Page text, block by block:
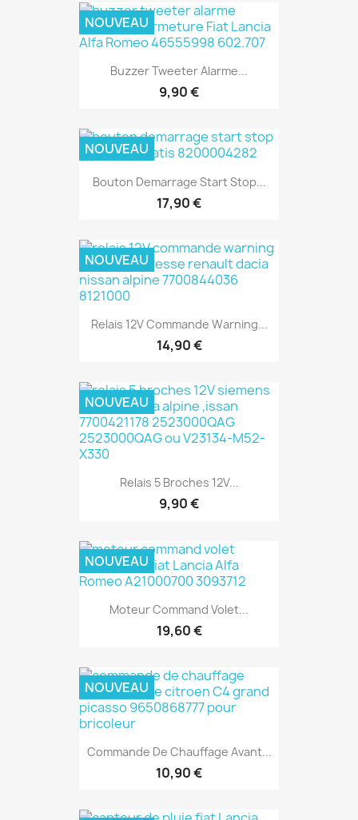
Buzzer Tweeter Alarme...
9,90 €
NOUVEAU
Bouton Demarrage Start Stop...
17,90 €
NOUVEAU
Relais 12V Commande Warning...
14,90 €
NOUVEAU
Relais 5 Broches 12V...
9,90 €
NOUVEAU
Moteur Command Volet...
19,60 €
NOUVEAU
Commande De Chauffage Avant...
10,90 €
NOUVEAU